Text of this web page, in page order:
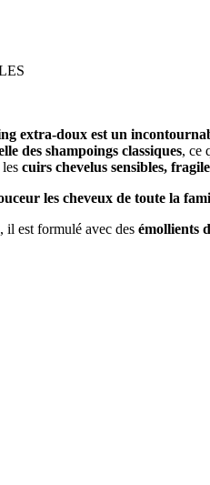
extra-doux est un
des shampoings classiques, ce
cuirs chevelus sensibles,
les cheveux de toute la
, il est formulé avec des émollients